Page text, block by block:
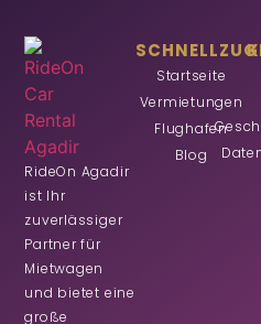
RideOn Agadir
ist Ihr
zuverlässiger
Partner für
Mietwagen
und bietet eine
große
Startseite
Vermietungen
Flughafen
Blog